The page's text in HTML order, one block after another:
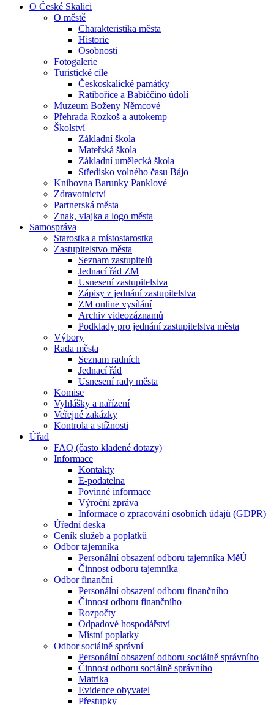
O České Skalici
O městě
Charakteristika města
Historie
Osobnosti
Fotogalerie
Turistické cíle
Českoskalické památky
Ratibořice a Babiččino údolí
Muzeum Boženy Němcové
Přehrada Rozkoš a autokemp
Školství
Základní škola
Mateřská škola
Základní umělecká škola
Středisko volného času Bájo
Knihovna Barunky Panklové
Zdravotnictví
Partnerská města
Znak, vlajka a logo města
Samospráva
Starostka a místostarostka
Zastupitelstvo města
Seznam zastupitelů
Jednací řád ZM
Usnesení zastupitelstva
Zápisy z jednání zastupitelstva
ZM online vysílání
Archiv videozáznamů
Podklady pro jednání zastupitelstva města
Výbory
Rada města
Seznam radních
Jednací řád
Usnesení rady města
Komise
Vyhlášky a nařízení
Veřejné zakázky
Kontrola a stížnosti
Úřad
FAQ (často kladené dotazy)
Informace
Kontakty
E-podatelna
Povinné informace
Výroční zpráva
Informace o zpracování osobních údajů (GDPR)
Úřední deska
Ceník služeb a poplatků
Odbor tajemníka
Personální obsazení odboru tajemníka MěÚ
Činnost odboru tajemníka
Odbor finanční
Personální obsazení odboru finančního
Činnost odboru finančního
Rozpočty
Odpadové hospodářství
Místní poplatky
Odbor sociálně správní
Personální obsazení odboru sociálně správního
Činnost odboru sociálně správního
Matrika
Evidence obyvatel
Přestupky